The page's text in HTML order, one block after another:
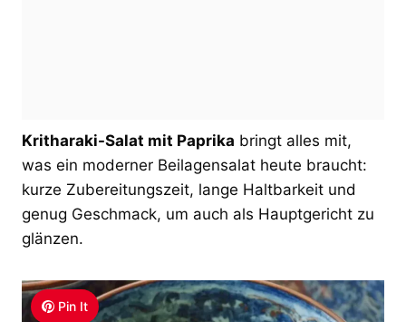
Kritharaki-Salat mit Paprika bringt alles mit,
was ein moderner Beilagensalat heute braucht:
kurze Zubereitungszeit, lange Haltbarkeit und
genug Geschmack, um auch als Hauptgericht zu
glänzen.
Pin It